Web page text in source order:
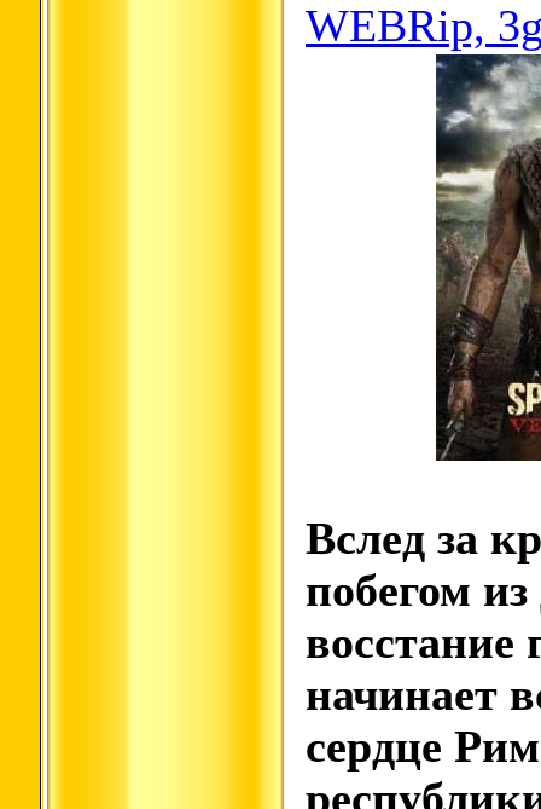
WEBRip,
Вслед за
побегом
восстание
начинает
сердце